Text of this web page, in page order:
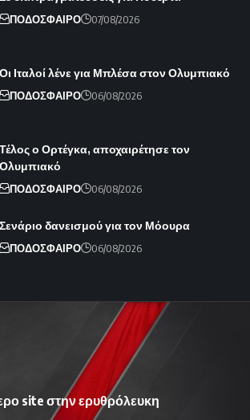
ΠΟΔΟΣΦΑΙΡΟ 07/08/2026
Οι Ιταλοί λένε για Μπλέσα στον Ολυμπιακό
ΠΟΔΟΣΦΑΙΡΟ 06/08/2026
Τέλος ο Ορτέγκα, αποχαιρέτησε τον
Ολυμπιακό
ΠΟΔΟΣΦΑΙΡΟ 06/08/2026
Σενάριο δανεισμού για τον Μόουρα
ΠΟΔΟΣΦΑΙΡΟ 06/08/2026
site στην ερυθρόλευκη